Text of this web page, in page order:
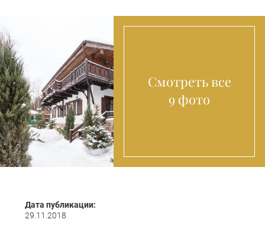
Смотреть все
9 фото
Дата публикации:
29.11.2018